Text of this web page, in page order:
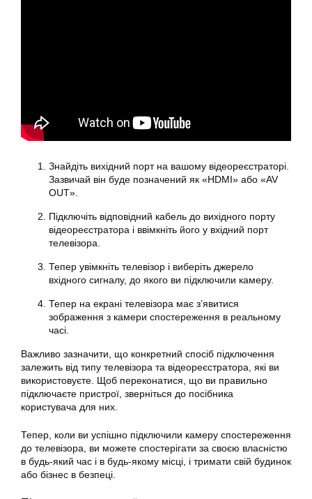
Знайдіть вихідний порт на вашому відеореєстраторі.
Зазвичай він буде позначений як «HDMI» або «AV
OUT».
Підключіть відповідний кабель до вихідного порту
відеореєстратора і ввімкніть його у вхідний порт
телевізора.
Тепер увімкніть телевізор і виберіть джерело
вхідного сигналу, до якого ви підключили камеру.
Тепер на екрані телевізора має з’явитися
зображення з камери спостереження в реальному
часі.
Важливо зазначити, що конкретний спосіб підключення
залежить від типу телевізора та відеореєстратора, які ви
використовуєте. Щоб переконатися, що ви правильно
підключаєте пристрої, зверніться до посібника
користувача для них.
Тепер, коли ви успішно підключили камеру спостереження
до телевізора, ви можете спостерігати за своєю власністю
в будь-який час і в будь-якому місці, і тримати свій будинок
або бізнес в безпеці.